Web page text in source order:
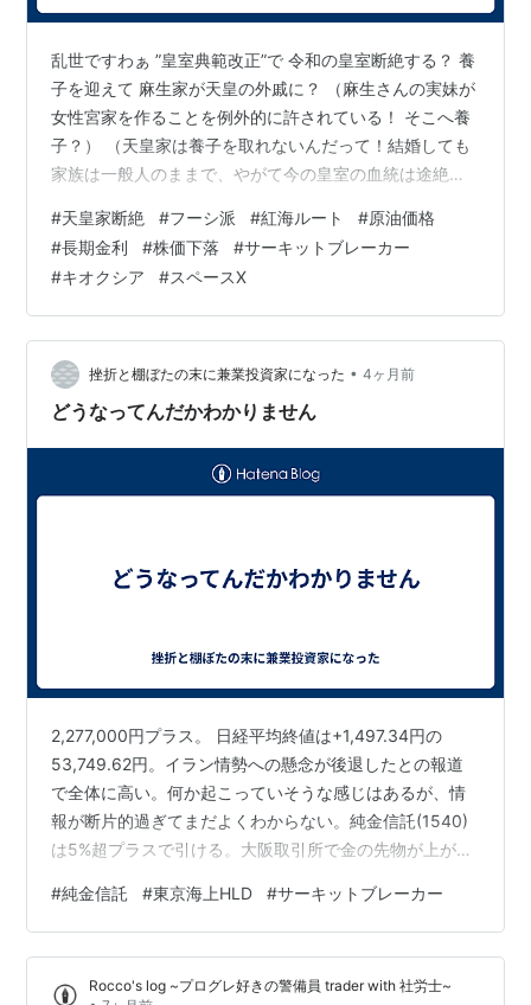
乱世ですわぁ ”皇室典範改正”で 令和の皇室断絶する？ 養
子を迎えて 麻生家が天皇の外戚に？ （麻生さんの実妹が
女性宮家を作ることを例外的に許されている！ そこへ養
子？） （天皇家は養子を取れないんだって！結婚しても
家族は一般人のままで、やがて今の皇室の血統は途絶え
したらさ・・(>_<) ロイターによると、「イランは米国が
電力網を攻撃した場合、フーシ派に紅海への玄関口を封
鎖するよう指示した。」 それを受けて 即座に反応したの
は・・ 原油価格上昇、長期金利上昇、株価下落、ゴール
ド価格急落 日経株価なんて 韓国のレバレッジETFの 連日
のサ…
#天皇家断絶 #フーシ派 #紅海ルート #原油価格
#長期金利 #株価下落 #サーキットブレーカー
#キオクシア #スペースX
挫折と棚ぼたの末に兼業投資家になった • 4ヶ月前
どうなってんだかわかりません
2,277,000円プラス。 日経平均終値は+1,497.34円の
53,749.62円。イラン情勢への懸念が後退したとの報道
で全体に高い。何か起こっていそうな感じはあるが、情
報が断片的過ぎてまだよくわからない。純金信託(1540)
は5%超プラスで引ける。大阪取引所で金の先物が上がっ
現金を作らねばという切迫した状況ではなくなっている
ということか。東京海上HLD（8766）は今日も途中から
ストップ高でそのまま引ける。明日は値幅制限が1,500
円に拡大するが、さてどうなるか。信用分の100株を現引
#純金信託 #東京海上HLD #サーキットブレーカー
Rocco's log ~プログレ好きの警備員 trader with 社労士~